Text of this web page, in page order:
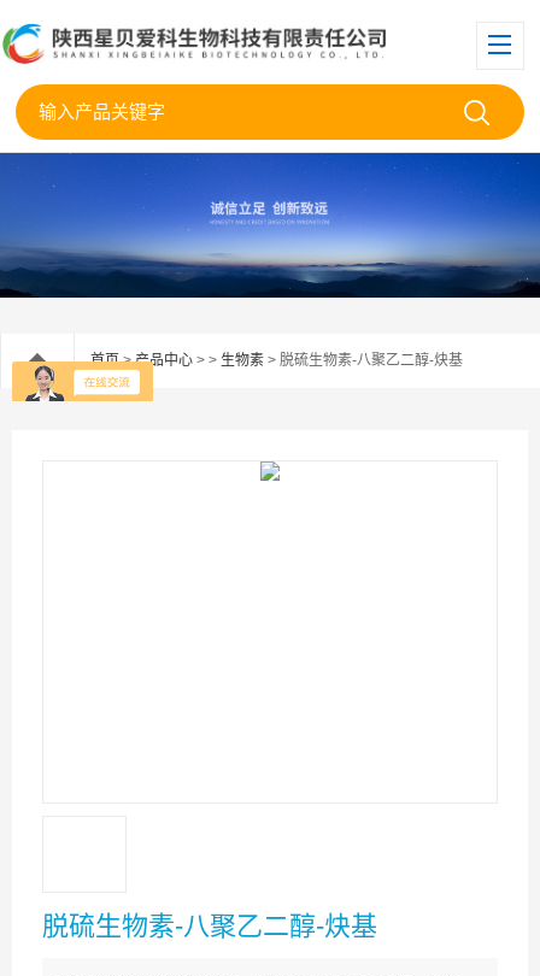
首页>产品中心 > > 生物素 > 脱硫生物素-八聚乙二醇-炔基
脱硫生物素-八聚乙二醇-炔基